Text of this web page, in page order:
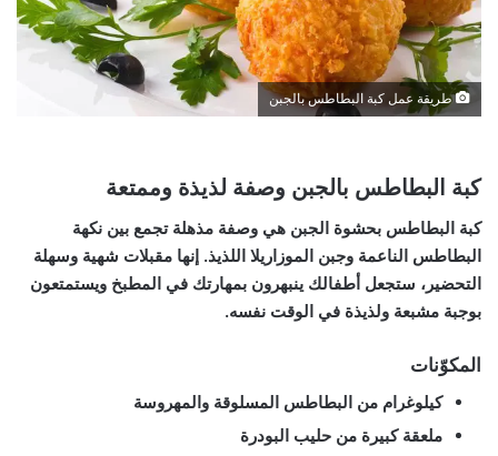
طريقة عمل كبة البطاطس بالجبن
كبة البطاطس بالجبن وصفة لذيذة وممتعة
كبة البطاطس بحشوة الجبن هي وصفة مذهلة تجمع بين نكهة
البطاطس الناعمة وجبن الموزاريلا اللذيذ. إنها مقبلات شهية وسهلة
التحضير، ستجعل أطفالك ينبهرون بمهارتك في المطبخ ويستمتعون
بوجبة مشبعة ولذيذة في الوقت نفسه.
المكوّنات
كيلوغرام من البطاطس المسلوقة والمهروسة
ملعقة كبيرة من حليب البودرة